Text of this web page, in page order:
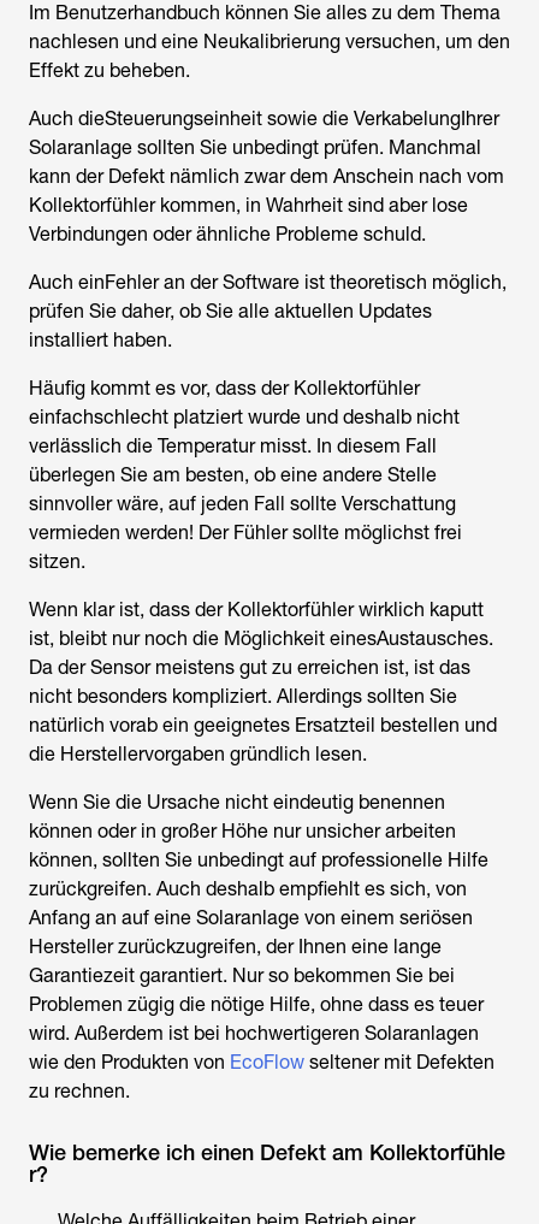
Im Benutzerhandbuch können Sie alles zu dem Thema
nachlesen und eine Neukalibrierung versuchen, um den
Effekt zu beheben.
Auch dieSteuerungseinheit sowie die VerkabelungIhrer
Solaranlage sollten Sie unbedingt prüfen. Manchmal
kann der Defekt nämlich zwar dem Anschein nach vom
Kollektorfühler kommen, in Wahrheit sind aber lose
Verbindungen oder ähnliche Probleme schuld.
Auch einFehler an der Software ist theoretisch möglich,
prüfen Sie daher, ob Sie alle aktuellen Updates
installiert haben.
Häufig kommt es vor, dass der Kollektorfühler
einfachschlecht platziert wurde und deshalb nicht
verlässlich die Temperatur misst. In diesem Fall
überlegen Sie am besten, ob eine andere Stelle
sinnvoller wäre, auf jeden Fall sollte Verschattung
vermieden werden! Der Fühler sollte möglichst frei
sitzen.
Wenn klar ist, dass der Kollektorfühler wirklich kaputt
ist, bleibt nur noch die Möglichkeit einesAustausches.
Da der Sensor meistens gut zu erreichen ist, ist das
nicht besonders kompliziert. Allerdings sollten Sie
natürlich vorab ein geeignetes Ersatzteil bestellen und
die Herstellervorgaben gründlich lesen.
Wenn Sie die Ursache nicht eindeutig benennen
können oder in großer Höhe nur unsicher arbeiten
können, sollten Sie unbedingt auf professionelle Hilfe
zurückgreifen. Auch deshalb empfiehlt es sich, von
Anfang an auf eine Solaranlage von einem seriösen
Hersteller zurückzugreifen, der Ihnen eine lange
Garantiezeit garantiert. Nur so bekommen Sie bei
Problemen zügig die nötige Hilfe, ohne dass es teuer
wird. Außerdem ist bei hochwertigeren Solaranlagen
wie den Produkten von EcoFlow seltener mit Defekten
zu rechnen.
Wie bemerke ich einen Defekt am Kollektorfühle
r?